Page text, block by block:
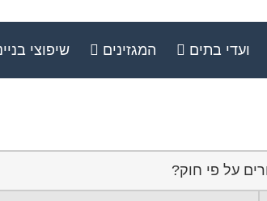
ועדי בתים המגזינים שיפוצי
על פי חוק?